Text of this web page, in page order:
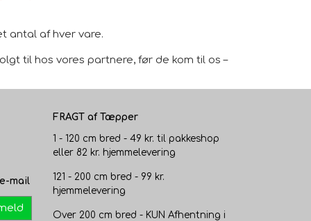
antal af hver vare.
til hos vores partnere, før de kom til os –
mail
FRAGT af Tæpper
1 - 120 cm bred - 49 kr. til pakkeshop
eller 82 kr. hjemmelevering
121 - 200 cm bred - 99 kr.
hjemmelevering
Over 200 cm bred - KUN Afhentning i